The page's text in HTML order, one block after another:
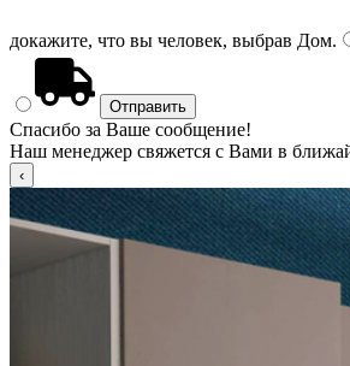
докажите, что вы человек, выбрав Дом.
Спасибо за Ваше сообщение!
Наш менеджер свяжется с Вами в